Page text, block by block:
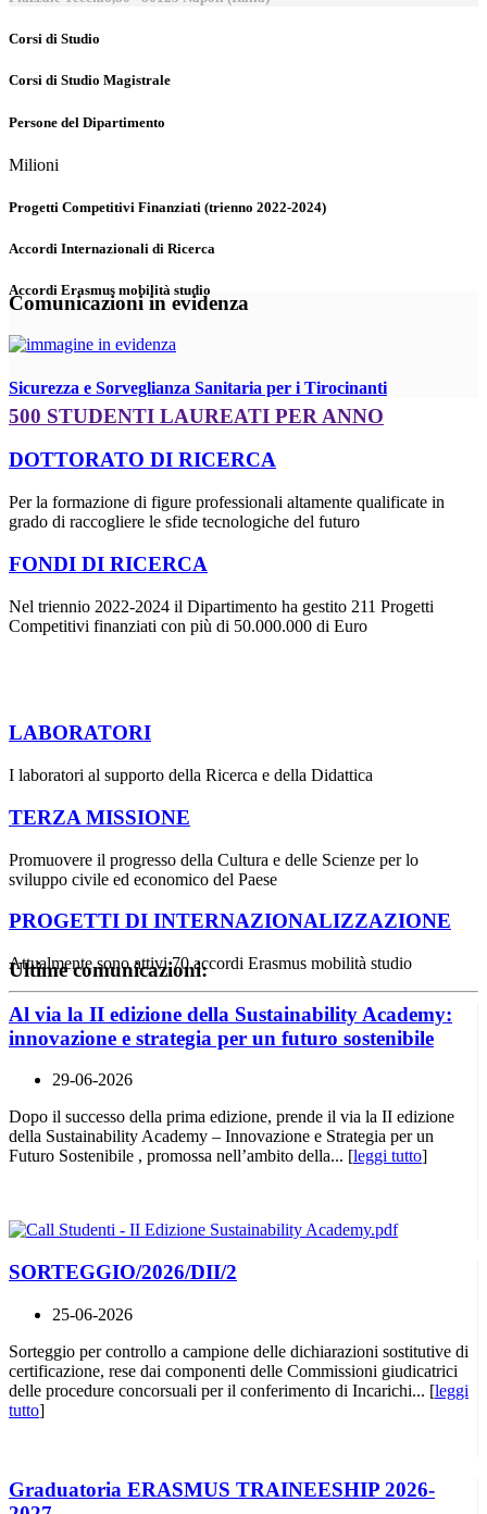
Corsi di Studio
Corsi di Studio Magistrale
Persone del Dipartimento
Milioni
Progetti Competitivi Finanziati (trienno 2022-2024)
Accordi Internazionali di Ricerca
Accordi Erasmus mobilità studio
Comunicazioni in evidenza
Sicurezza e Sorveglianza Sanitaria per i Tirocinanti
500 STUDENTI LAUREATI PER ANNO
DOTTORATO DI RICERCA
Per la formazione di figure professionali altamente qualificate in
grado di raccogliere le sfide tecnologiche del futuro
FONDI DI RICERCA
Nel triennio 2022-2024 il Dipartimento ha gestito 211 Progetti
Competitivi finanziati con più di 50.000.000 di Euro
LABORATORI
I laboratori al supporto della Ricerca e della Didattica
TERZA MISSIONE
Promuovere il progresso della Cultura e delle Scienze per lo
sviluppo civile ed economico del Paese
PROGETTI DI INTERNAZIONALIZZAZIONE
Attualmente sono attivi 70 accordi Erasmus mobilità studio
Ultime comunicazioni:
Al via la II edizione della Sustainability Academy:
innovazione e strategia per un futuro sostenibile
29-06-2026
Dopo il successo della prima edizione, prende il via la II edizione
della Sustainability Academy – Innovazione e Strategia per un
Futuro Sostenibile , promossa nell’ambito della... [leggi tutto]
SORTEGGIO/2026/DII/2
25-06-2026
Sorteggio per controllo a campione delle dichiarazioni sostitutive di
certificazione, rese dai componenti delle Commissioni giudicatrici
delle procedure concorsuali per il conferimento di Incarichi... [leggi
tutto]
Graduatoria ERASMUS TRAINEESHIP 2026-